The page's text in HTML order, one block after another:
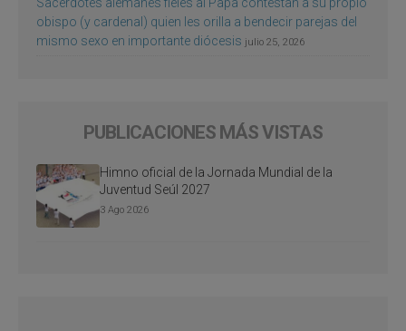
Sacerdotes alemanes fieles al Papa contestan a su propio
obispo (y cardenal) quien les orilla a bendecir parejas del
mismo sexo en importante diócesis julio 25, 2026
PUBLICACIONES MÁS VISTAS
Himno oficial de la Jornada Mundial de la
Juventud Seúl 2027
3 Ago 2026